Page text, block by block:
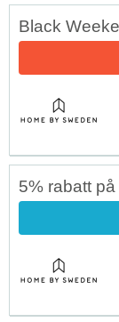
Black
5% rabatt